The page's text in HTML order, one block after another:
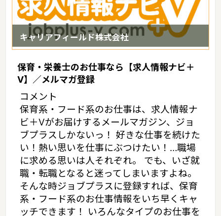
キャリアフィールド株式会社
保育・栄養士のお仕事なら【求人情報ナビ＋
V】／メルマガ登録
コメント
保育系・フード系のお仕事は、求人情報ナ
ビ＋Vがお届けするメールマガジン、ジョ
ブプラスしかないっ！ 好きな仕事を続けた
い！熱い思いを仕事にぶつけたい！…職場
に求める思いは人それぞれ。 でも、いざ就
職・転職となると迷ってしまいますよね。
そんな時ジョブプラスに登録すれば、保育
系・フード系のお仕事情報をいち早くキャ
ッチできます！ いろんなタイプのお仕事を